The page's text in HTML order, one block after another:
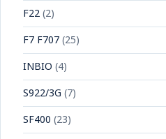
F22(2)
F7 F707(25)
INBIO (4)
S922/3G (7)
SF400 (23)